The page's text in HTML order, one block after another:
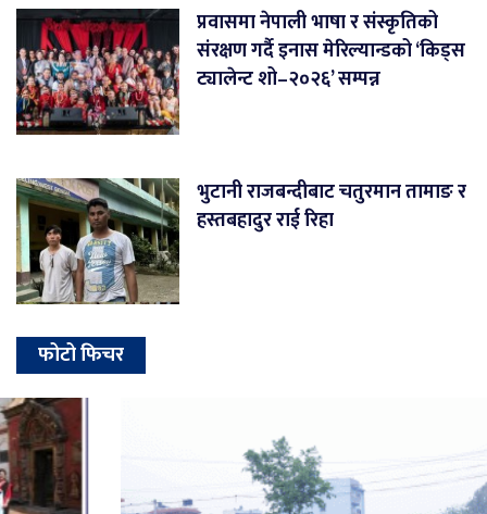
प्रवासमा नेपाली भाषा र संस्कृतिको
संरक्षण गर्दै इनास मेरिल्यान्डको ‘किड्स
ट्यालेन्ट शो–२०२६’ सम्पन्न
भुटानी राजबन्दीबाट चतुरमान तामाङ र
हस्तबहादुर राई रिहा
फोटो फिचर